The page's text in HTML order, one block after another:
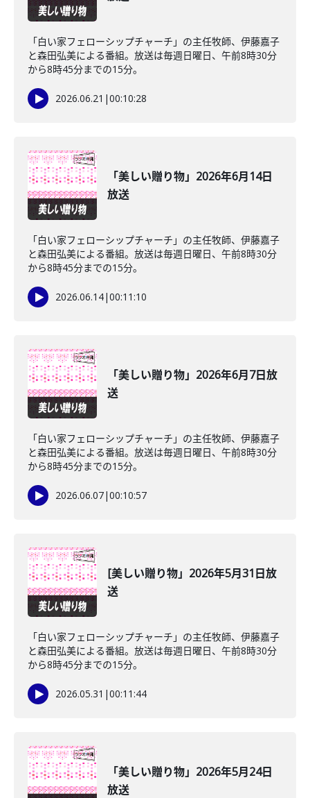
「白い家フェローシップチャーチ」の主任牧師、伊藤嘉子
と森田弘美による番組。放送は毎週日曜日、午前8時30分
から8時45分までの15分。
2026.06.21 |00:10:28
「美しい贈り物」2026年6月14日
放送
「白い家フェローシップチャーチ」の主任牧師、伊藤嘉子
と森田弘美による番組。放送は毎週日曜日、午前8時30分
から8時45分までの15分。
2026.06.14|00:11:10
「美しい贈り物」2026年6月7日放
送
「白い家フェローシップチャーチ」の主任牧師、伊藤嘉子
と森田弘美による番組。放送は毎週日曜日、午前8時30分
から8時45分までの15分。
2026.06.07|00:10:57
[美しい贈り物」2026年5月31日放
送
「白い家フェローシップチャーチ」の主任牧師、伊藤嘉子
と森田弘美による番組。放送は毎週日曜日、午前8時30分
から8時45分までの15分。
2026.05.31 |00:11:44
「美しい贈り物」2026年5月24日
放送